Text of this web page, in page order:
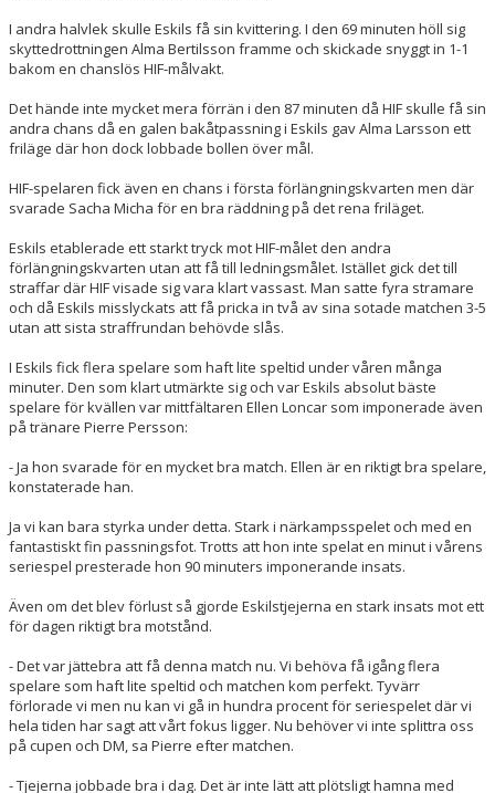
I andra halvlek skulle Eskils få sin kvittering. I den 69 minuten höll sig
skyttedrottningen Alma Bertilsson framme och skickade snyggt in 1-1
bakom en chanslös HIF-målvakt.
Det hände inte mycket mera förrän i den 87 minuten då HIF skulle få sin
andra chans då en galen bakåtpassning i Eskils gav Alma Larsson ett
friläge där hon dock lobbade bollen över mål.
HIF-spelaren fick även en chans i första förlängningskvarten men där
svarade Sacha Micha för en bra räddning på det rena friläget.
Eskils etablerade ett starkt tryck mot HIF-målet den andra
förlängningskvarten utan att få till ledningsmålet. Istället gick det till
straffar där HIF visade sig vara klart vassast. Man satte fyra stramare
och då Eskils misslyckats att få pricka in två av sina sotade matchen 3-5
utan att sista straffrundan behövde slås.
I Eskils fick flera spelare som haft lite speltid under våren många
minuter. Den som klart utmärkte sig och var Eskils absolut bäste
spelare för kvällen var mittfältaren Ellen Loncar som imponerade även
på tränare Pierre Persson:
- Ja hon svarade för en mycket bra match. Ellen är en riktigt bra spelare,
konstaterade han.
Ja vi kan bara styrka under detta. Stark i närkampsspelet och med en
fantastiskt fin passningsfot. Trotts att hon inte spelat en minut i vårens
seriespel presterade hon 90 minuters imponerande insats.
Även om det blev förlust så gjorde Eskilstjejerna en stark insats mot ett
för dagen riktigt bra motstånd.
- Det var jättebra att få denna match nu. Vi behöva få igång flera
spelare som haft lite speltid och matchen kom perfekt. Tyvärr
förlorade vi men nu kan vi gå in hundra procent för seriespelet där vi
hela tiden har sagt att vårt fokus ligger. Nu behöver vi inte splittra oss
på cupen och DM, sa Pierre efter matchen.
- Tjejerna jobbade bra i dag. Det är inte lätt att plötsligt hamna med